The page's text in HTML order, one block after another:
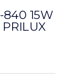
840 15W